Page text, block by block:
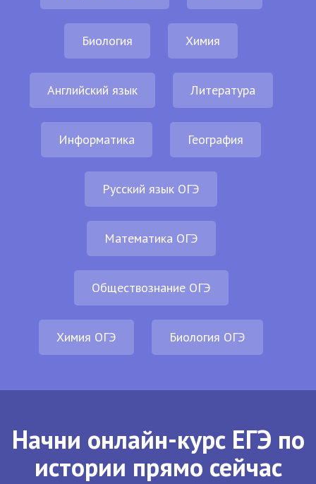
Биология Химия
Английский язык Литература
Информатика География
Русский язык ОГЭ
Математика ОГЭ
Обществознание ОГЭ
Химия ОГЭ Биология ОГЭ
Начни онлайн-курс ЕГЭ по
истории прямо сейчас